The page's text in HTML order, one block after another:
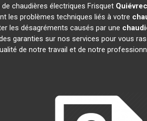
chaudières électriques Frisquet
les problèmes techniques liés à votre
les désagréments causés par une
garanties sur nos services pour vous
de notre travail et de notre